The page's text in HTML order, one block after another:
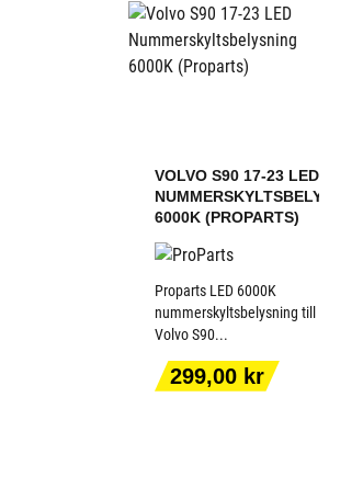
VOLVO S90 17-23 LED
NUMMERSKYLTSBELYSNING
6000K (PROPARTS)
Proparts LED 6000K
nummerskyltsbelysning till
Volvo S90...
Pris
299,00 kr
LÄGG TILL I
VARUKORGEN